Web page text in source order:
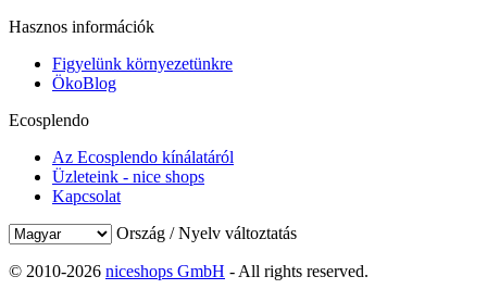
Hasznos információk
Figyelünk környezetünkre
ÖkoBlog
Ecosplendo
Az Ecosplendo kínálatáról
Üzleteink - nice shops
Kapcsolat
Ország / Nyelv változtatás
© 2010-2026 niceshops GmbH - All rights reserved.